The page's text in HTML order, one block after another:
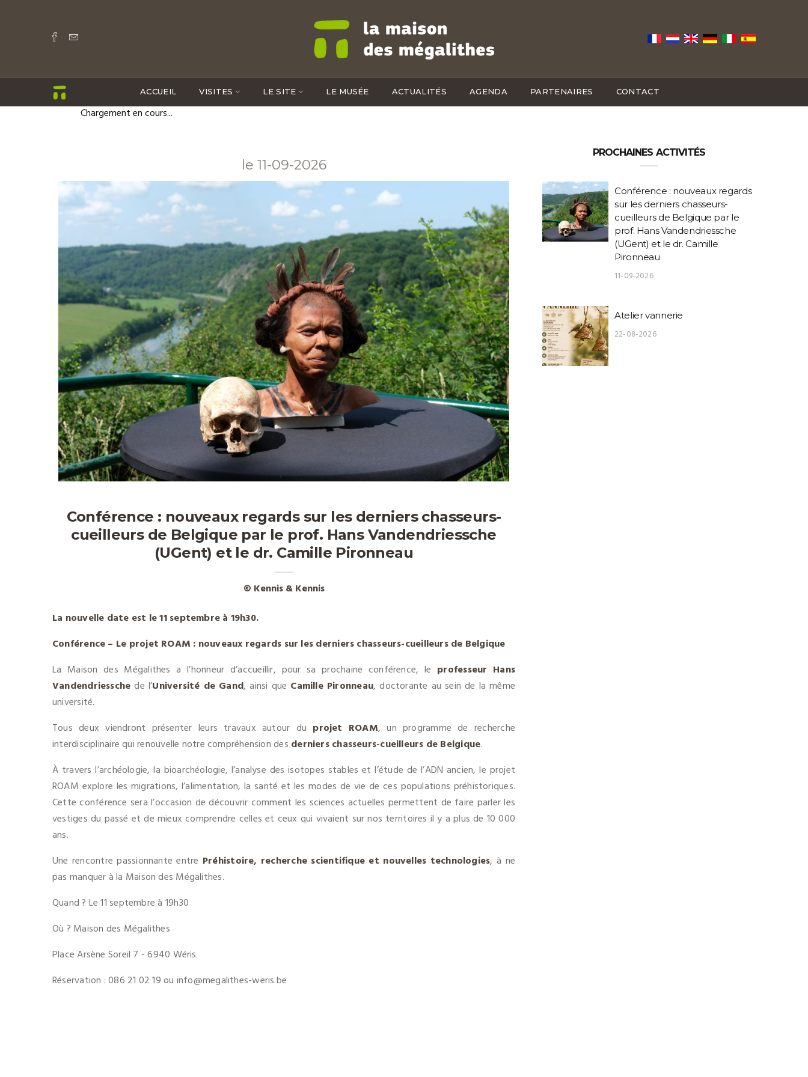
ACCUEIL VISITES LE SITE LE MUSÉE ACTUALITÉS AGENDA PARTENAIRES CONTACT
Chargement en cours...
le 11-09-2026
Conférence : nouveaux regards sur les derniers chasseurs-
cueilleurs de Belgique par le prof. Hans Vandendriessche
(UGent) et le dr. Camille Pironneau
© Kennis & Kennis
La nouvelle date est le 11 septembre à 19h30.
Conférence – Le projet ROAM : nouveaux regards sur les derniers chasseurs-cueilleurs de Belgique
La Maison des Mégalithes a l’honneur d’accueillir, pour sa prochaine conférence, le professeur Hans
Vandendriessche de l’Université de Gand, ainsi que Camille Pironneau, doctorante au sein de la même
université.
Tous deux viendront présenter leurs travaux autour du projet ROAM, un programme de recherche
interdisciplinaire qui renouvelle notre compréhension des derniers chasseurs-cueilleurs de Belgique.
À travers l’archéologie, la bioarchéologie, l’analyse des isotopes stables et l’étude de l’ADN ancien, le projet
ROAM explore les migrations, l’alimentation, la santé et les modes de vie de ces populations préhistoriques.
Cette conférence sera l’occasion de découvrir comment les sciences actuelles permettent de faire parler les
vestiges du passé et de mieux comprendre celles et ceux qui vivaient sur nos territoires il y a plus de 10 000
ans.
Une rencontre passionnante entre Préhistoire, recherche scientifique et nouvelles technologies, à ne
pas manquer à la Maison des Mégalithes.
Quand ? Le 11 septembre à 19h30
Où ? Maison des Mégalithes
Place Arsène Soreil 7 - 6940 Wéris
Réservation : 086 21 02 19 ou info@megalithes-weris.be
PROCHAINES ACTIVITÉS
Conférence : nouveaux regards
sur les derniers chasseurs-
cueilleurs de Belgique par le
prof. Hans Vandendriessche
(UGent) et le dr. Camille
Pironneau
11-09-2026
Atelier vannerie
22-08-2026